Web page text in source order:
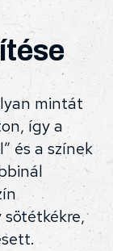
mintát
így a
és a színek